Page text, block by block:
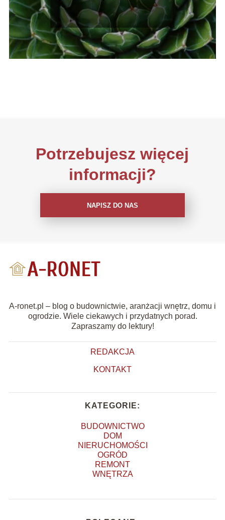
kwitnie agawa
Potrzebujesz więcej
informacji?
NAPISZ DO NAS
A-ronet.pl – blog o budownictwie, aranżacji wnętrz, domu i
ogrodzie. Wiele ciekawych i przydatnych porad.
Zapraszamy do lektury!
REDAKCJA
KONTAKT
KATEGORIE:
BUDOWNICTWO
DOM
NIERUCHOMOŚCI
OGRÓD
REMONT
WNĘTRZA